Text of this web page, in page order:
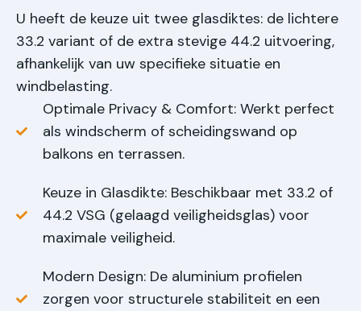
U heeft de keuze uit twee glasdiktes: de lichtere
33.2 variant of de extra stevige 44.2 uitvoering,
afhankelijk van uw specifieke situatie en
windbelasting.
Optimale Privacy & Comfort: Werkt perfect
als windscherm of scheidingswand op
balkons en terrassen.
Keuze in Glasdikte: Beschikbaar met 33.2 of
44.2 VSG (gelaagd veiligheidsglas) voor
maximale veiligheid.
Modern Design: De aluminium profielen
zorgen voor structurele stabiliteit en een